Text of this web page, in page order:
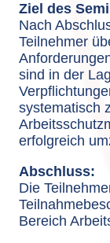
Ziel des
Nach
Teilnehmer
sind in der
systematisch
erfolgreich
Abschluss:
Die
Bereich